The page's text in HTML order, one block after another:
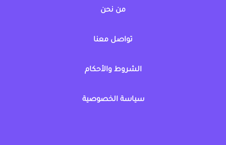
من نحن
تواصل معنا
الشروط والأحكام
سياسة الخصوصية